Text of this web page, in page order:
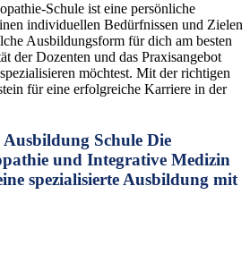
Schule ist eine persönliche
individuellen Bedürfnissen und Zielen
Ausbildungsform für dich am besten
der Dozenten und das Praxisangebot
möchtest. Mit der richtigen
für eine erfolgreiche Karriere in der
Die
und Integrative Medizin
spezialisierte Ausbildung mit